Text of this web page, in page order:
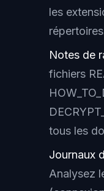
les
Notes de
fichiers
tous les
Journaux
Analysez